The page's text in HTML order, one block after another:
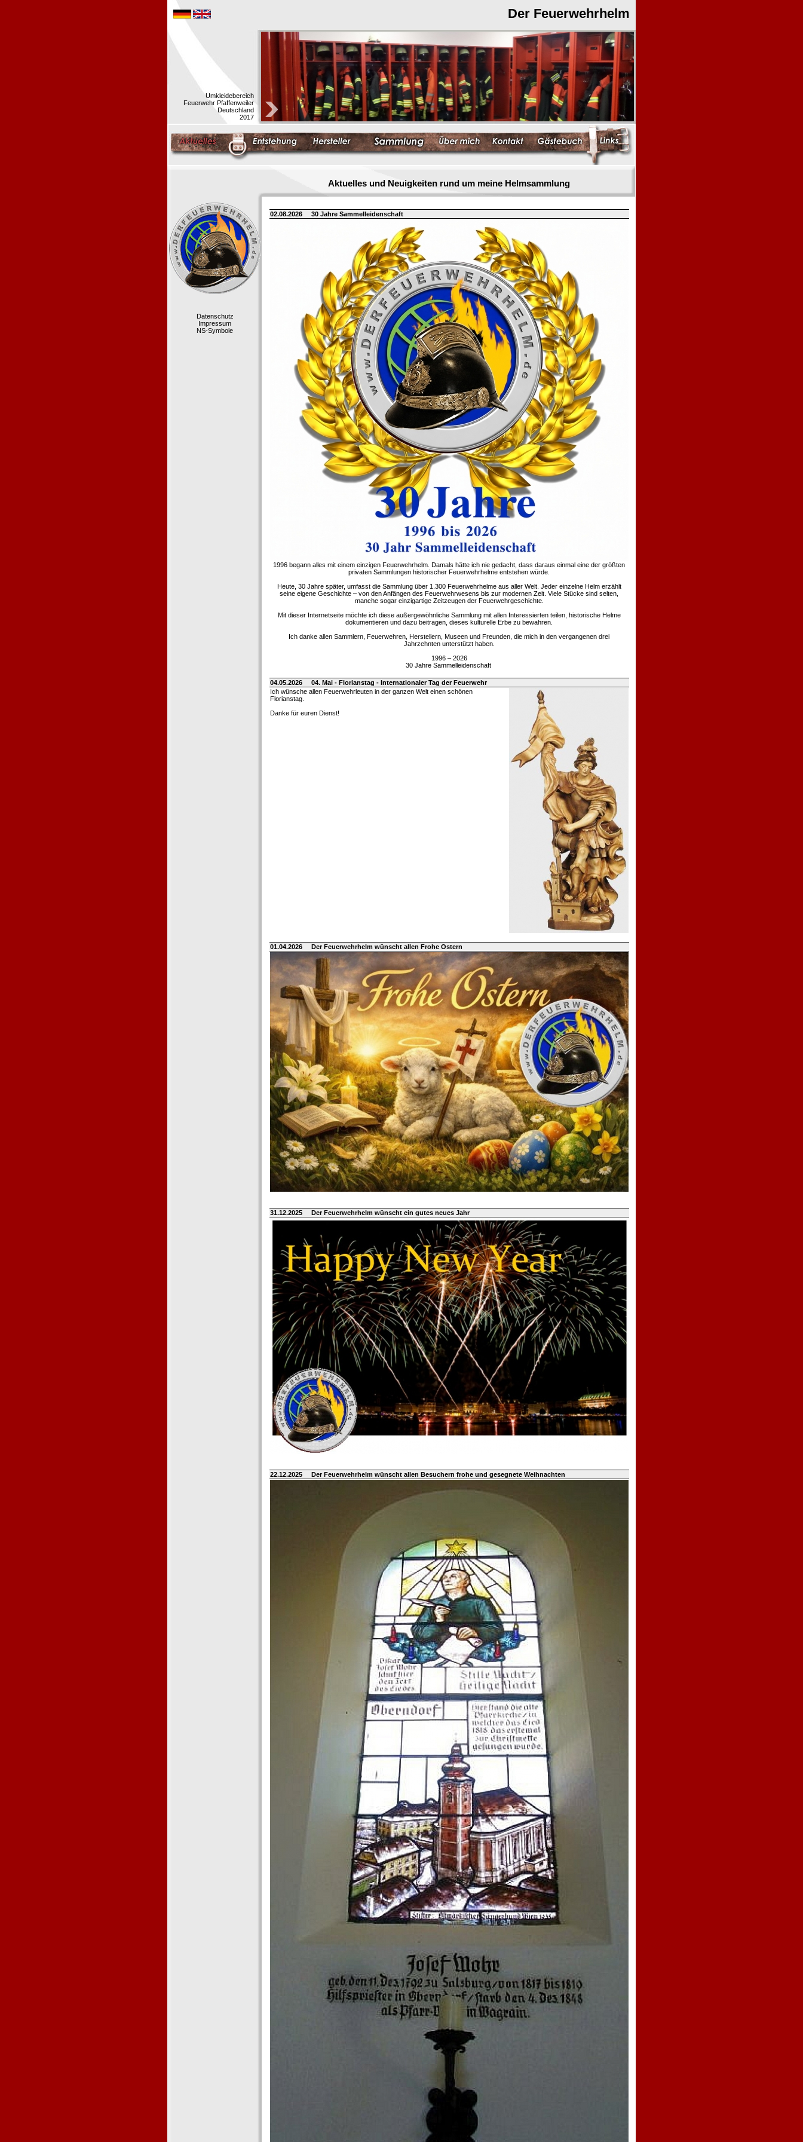
Der Feuerwehrhelm
Umkleidebereich
Feuerwehr Pfaffenweiler
Deutschland
2017
Aktuelles und Neuigkeiten rund um meine Helmsammlung
Datenschutz
Impressum
NS-Symbole
02.08.2026 30 Jahre Sammelleidenschaft
1996 begann alles mit einem einzigen Feuerwehrhelm. Damals hätte ich nie gedacht, dass daraus einmal eine der größten
privaten Sammlungen historischer Feuerwehrhelme entstehen würde.
Heute, 30 Jahre später, umfasst die Sammlung über 1.300 Feuerwehrhelme aus aller Welt. Jeder einzelne Helm erzählt
seine eigene Geschichte – von den Anfängen des Feuerwehrwesens bis zur modernen Zeit. Viele Stücke sind selten,
manche sogar einzigartige Zeitzeugen der Feuerwehrgeschichte.
Mit dieser Internetseite möchte ich diese außergewöhnliche Sammlung mit allen Interessierten teilen, historische Helme
dokumentieren und dazu beitragen, dieses kulturelle Erbe zu bewahren.
Ich danke allen Sammlern, Feuerwehren, Herstellern, Museen und Freunden, die mich in den vergangenen drei
Jahrzehnten unterstützt haben.
1996 – 2026
30 Jahre Sammelleidenschaft
04.05.2026
04. Mai - Florianstag - Internationaler Tag der Feuerwehr
Ich wünsche allen Feuerwehrleuten in der ganzen Welt einen schönen
Florianstag.
Danke für euren Dienst!
01.04.2026 Der Feuerwehrhelm wünscht allen Frohe Ostern
31.12.2025 Der Feuerwehrhelm wünscht ein gutes neues Jahr
22.12.2025 Der Feuerwehrhelm wünscht allen Besuchern frohe und gesegnete Weihnachten